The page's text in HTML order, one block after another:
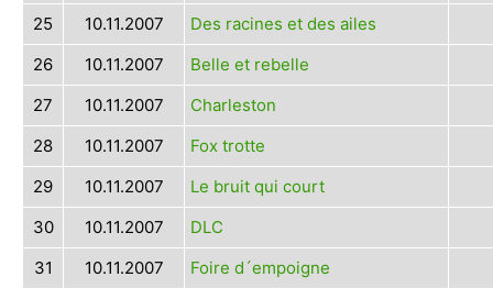
25
10.11.2007
Des racines et des ailes
26
10.11.2007
Belle et rebelle
27
10.11.2007
Charleston
28
10.11.2007
Fox trotte
29
10.11.2007
Le bruit qui court
30
10.11.2007
DLC
31
10.11.2007
Foire d´empoigne